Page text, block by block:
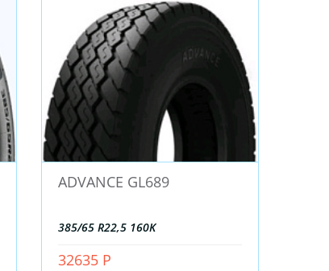
ADVANCE GL689
385/65 R22,5 160K
32635 Р